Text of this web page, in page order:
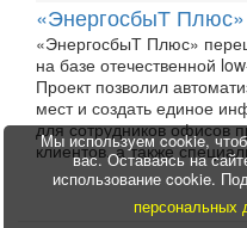
«ЭнергосбыТ
«ЭнергосбыТ Плюс»
на базе отечественной
Проект позволил
мест и создать единое
для сотрудников офисов
клиентов, а также
Мы используем cookie,
вас. Оставаясь на
использование cookie.
персональных